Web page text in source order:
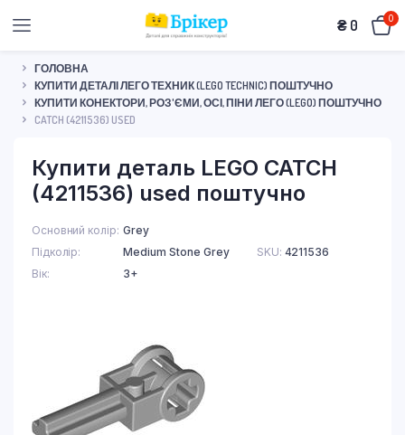
₴ 0 0
ГОЛОВНА
КУПИТИ ДЕТАЛІ ЛЕГО ТЕХНИК (LEGO TECHNIC) ПОШТУЧНО
КУПИТИ КОНЕКТОРИ, РОЗ'ЄМИ, ОСІ, ПІНИ ЛЕГО (LEGO) ПОШТУЧНО
CATCH (4211536) USED
Купити деталь LEGO CATCH
(4211536) used поштучно
Основний колір Grey
Підколір
Medium Stone Grey
Вік
3+
SKU: 4211536